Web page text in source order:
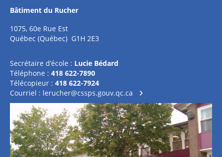
Bâtiment du Rucher
1075, 60e Rue Est
Québec (Québec) G1H 2E3
Secrétaire d’école : Lucie Bédard
Téléphone : 418 622-7890
Télécopieur : 418 622-7924
Courriel : lerucher@cssps.gouv.qc.ca